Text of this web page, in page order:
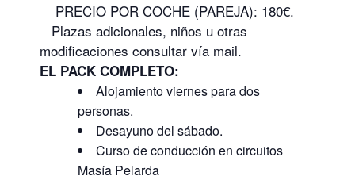
PRECIO POR COCHE (PAREJA): 180€.
Plazas adicionales, niños u otras
modificaciones consultar vía mail.
EL PACK COMPLETO:
Alojamiento viernes para dos
personas.
Desayuno del sábado.
Curso de conducción en circuitos
Masía Pelarda